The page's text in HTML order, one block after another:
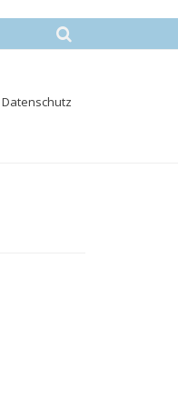
Datenschutz